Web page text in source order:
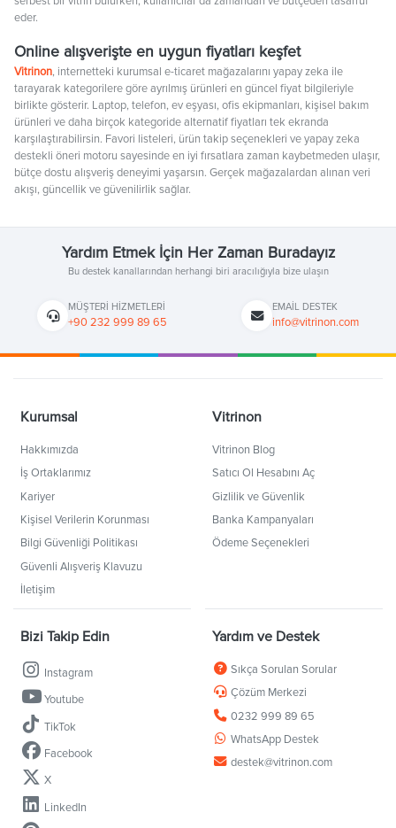
eder.
Online alışverişte en uygun fiyatları keşfet
Vitrinon, internetteki kurumsal e-ticaret mağazalarını yapay zeka ile
tarayarak kategorilere göre ayrılmış ürünleri en güncel fiyat bilgileriyle
birlikte gösterir. Laptop, telefon, ev eşyası, ofis ekipmanları, kişisel bakım
ürünleri ve daha birçok kategoride alternatif fiyatları tek ekranda
karşılaştırabilirsin. Favori listeleri, ürün takip seçenekleri ve yapay zeka
destekli öneri motoru sayesinde en iyi fırsatlara zaman kaybetmeden ulaşır,
bütçe dostu alışveriş deneyimi yaşarsın. Gerçek mağazalardan alınan veri
akışı, güncellik ve güvenilirlik sağlar.
Yardım Etmek İçin Her Zaman Buradayız
Bu destek kanallarından herhangi biri aracılığıyla bize ulaşın
MÜŞTERI HIZMETLERI
+90 232 999 89 65
EMAIL DESTEK
info@vitrinon.com
Kurumsal
Hakkımızda
İş Ortaklarımız
Kariyer
Kişisel Verilerin Korunması
Bilgi Güvenliği Politikası
Güvenli Alışveriş Klavuzu
İletişim
Vitrinon
Vitrinon Blog
Satıcı Ol Hesabını Aç
Gizlilik ve Güvenlik
Banka Kampanyaları
Ödeme Seçenekleri
Bizi Takip Edin
Instagram
Youtube
TikTok
Facebook
X
LinkedIn
Yardım ve Destek
Sıkça Sorulan Sorular
Çözüm Merkezi
0232 999 89 65
WhatsApp Destek
destek@vitrinon.com